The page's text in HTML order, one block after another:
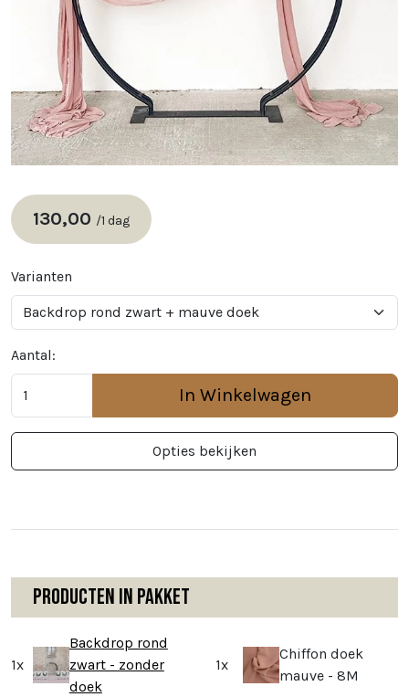
130,00 /1 dag
Varianten
Aantal:
In Winkelwagen
Opties bekijken
Producten in pakket
1x
Backdrop rond
zwart - zonder
doek
1x
Chiffon doek
mauve - 8M